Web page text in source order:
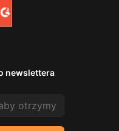
newslettera